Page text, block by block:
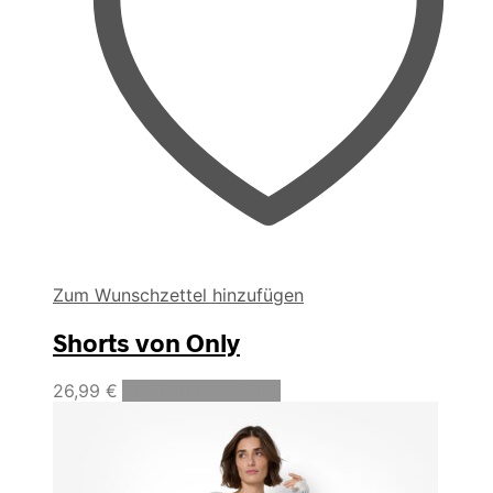
Zum Wunschzettel hinzufügen
Shorts von Only
26,99 €
mehrere
Varianten